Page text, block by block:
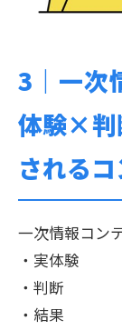
3｜ 一次
体験×
される
一次情報コン
・実体験
・判断
・結果